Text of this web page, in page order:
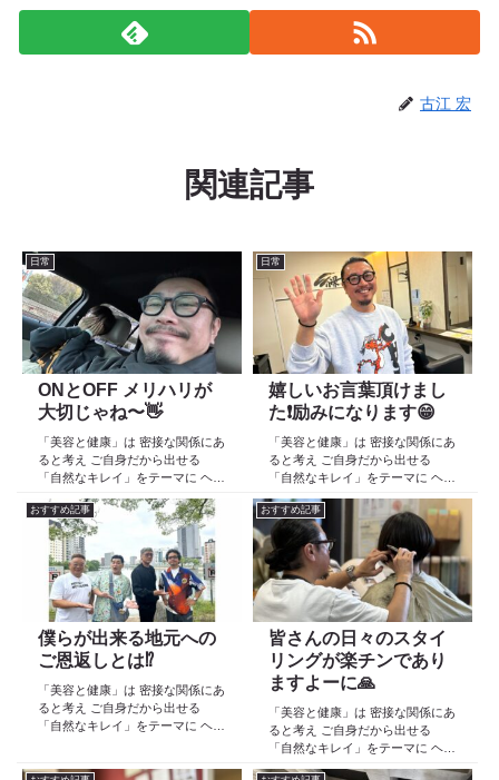
古江 宏
関連記事
日常
ONとOFF メリハリが
大切じゃね〜👋
「美容と健康」は 密接な関係にあ
ると考え ご自身だから出せる
「自然なキレイ」をテーマに ヘア
ケア スキンケア インナーケア
の 「根本改善」を目的とした美容
院 Def 古江です 2023年３月30日
より スタートしたこのブログ
日々の事や...
日常
嬉しいお言葉頂けまし
た❗️励みになります😁
「美容と健康」は 密接な関係にあ
ると考え ご自身だから出せる
「自然なキレイ」をテーマに ヘア
ケア スキンケア インナーケア
の 「根本改善」を目的とした美容
院 Def 古江です 2023年３月30日
より スタートしたこのブログ
日々の事や...
おすすめ記事
僕らが出来る地元への
ご恩返しとは⁉️
「美容と健康」は 密接な関係にあ
ると考え ご自身だから出せる
「自然なキレイ」をテーマに ヘア
おすすめ記事
皆さんの日々のスタイ
リングが楽チンであり
ますよーに🙏
「美容と健康」は 密接な関係にあ
ると考え ご自身だから出せる
「自然なキレイ」をテーマに ヘア